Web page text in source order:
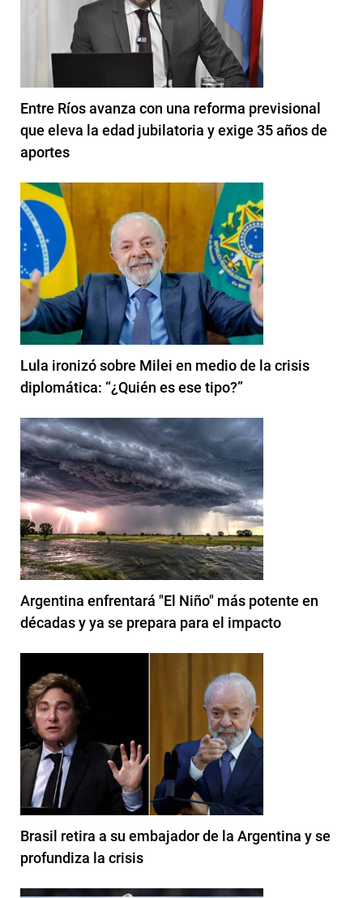
Entre Ríos avanza con una reforma previsional
que eleva la edad jubilatoria y exige 35 años de
aportes
Lula ironizó sobre Milei en medio de la crisis
diplomática: “¿Quién es ese tipo?”
Argentina enfrentará "El Niño" más potente en
décadas y ya se prepara para el impacto
Brasil retira a su embajador de la Argentina y se
profundiza la crisis